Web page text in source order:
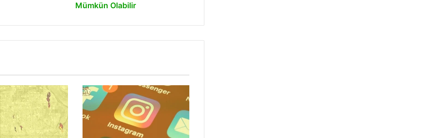
Mümkün Olabilir